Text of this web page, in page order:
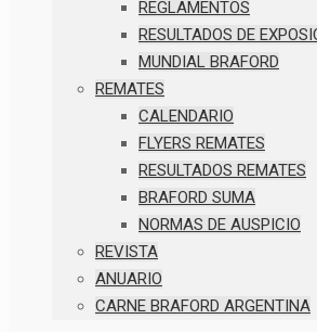
REGLAMENTOS
RESULTADOS DE
MUNDIAL BRAFORD
REMATES
CALENDARIO
FLYERS REMATES
RESULTADOS REMATES
BRAFORD SUMA
NORMAS DE AUSPICIO
REVISTA
ANUARIO
CARNE BRAFORD ARGENTINA